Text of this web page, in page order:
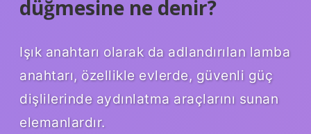
düğmesine ne denir?
Işık anahtarı olarak da adlandırılan lamba
anahtarı, özellikle evlerde, güvenli güç
dişlilerinde aydınlatma araçlarını sunan
elemanlardır.